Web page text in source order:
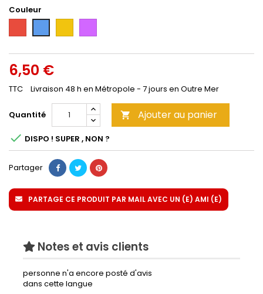
Couleur
Rouge
6,50 €
TTC Livraison 48 h en Métropole - 7 jours en Outre Mer
Quantité  Ajouter au panier
 DISPO ! SUPER , NON ?
Partager
PARTAGE CE PRODUIT PAR MAIL AVEC UN (E) AMI (E)
Notes et avis clients
personne n'a encore posté d'avis
dans cette langue